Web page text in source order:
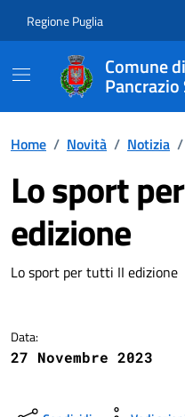
Regione Puglia
Comune
Home / Novità / Notizia /
Lo sport
edizione
Dettagli della
Lo sport per tutti II edizione
Data:
27 Novembre 2023